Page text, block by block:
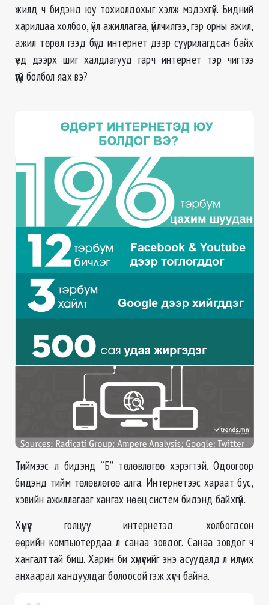
жилд ч бидэнд юу тохиолдохыг хэлж мэдэхгүй. Бидний
харилцаа холбоо, үйл ажиллагаа, үйлчилгээ, гэр орны ажил,
ажил төрөл гээд бүгд интернет дээр суурилагдсан байх
үед дээрх шиг халдлагууд гарч интернет тэр чигтээ
үгүй болбол яах вэ?
Тиймээс л бидэнд “Б” төлөвлөгөө хэрэгтэй. Одоогоор
бидэнд тийм төлөвлөгөө алга. Интернетээс хараат бус,
хэвийн ажиллагааг хангах нөөц систем бидэнд байхгүй.
Хүмүүс голцуу интернетэд холбогдсон
өөрийн компьютердаа л санаа зовдог. Санаа зовдог ч
хангалттай биш. Харин би хүмүүсийг энэ асуудалд л илүү их
анхаарал хандуулдаг болоосой гэж хүсч байна.